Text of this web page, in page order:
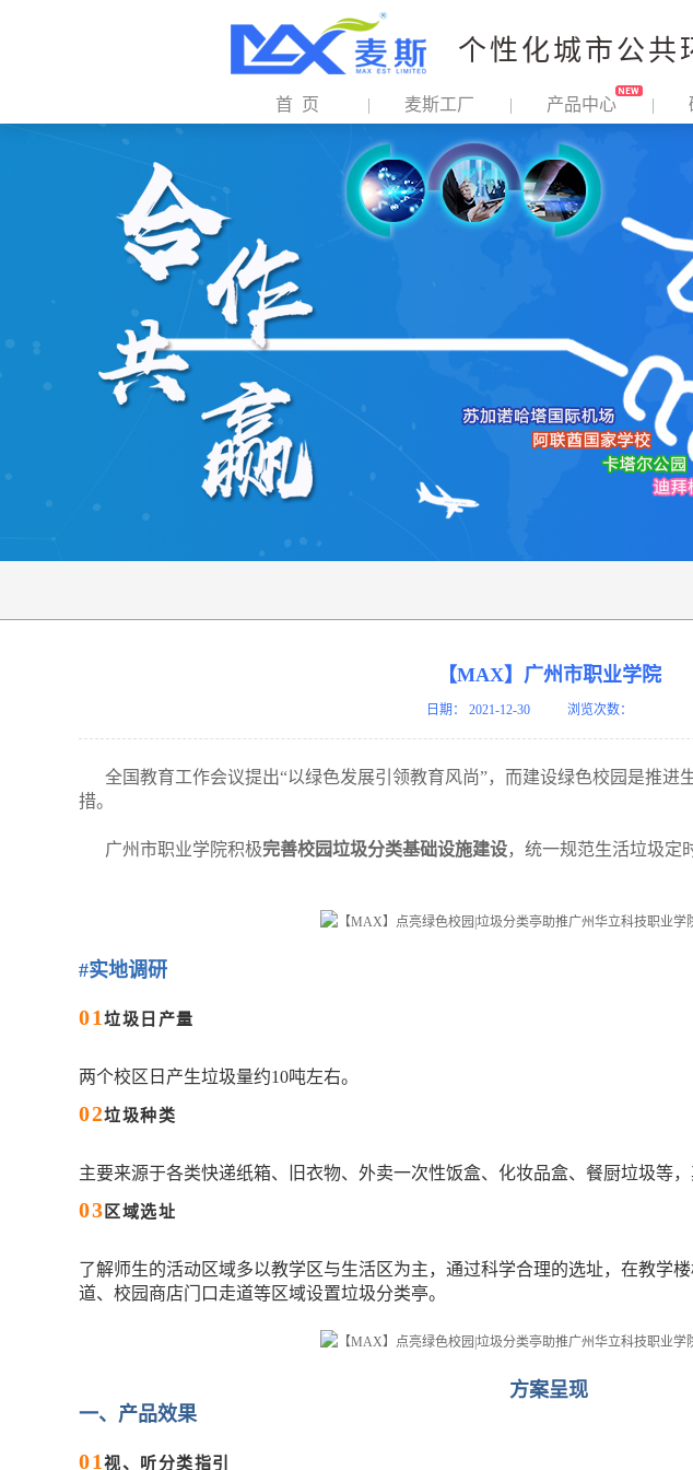
个性化城市公共
首 页 麦斯工厂 产品中心
【MAX】广州市职业学院
日期： 2021-12-30 浏览次数：
全国教育工作会议提出“以绿色发展引领教育风尚”，而建设绿色校园是推进
措。
广州市职业学院积极完善校园垃圾分类基础设施建设，统一规范生活垃圾定
#实地调研
01 垃圾日产量
两个校区日产生垃圾量约10吨左右。
02垃圾种类
主要来源于各类快递纸箱、旧衣物、外卖一次性饭盒、化妆品盒、餐厨垃圾等，
03 区域选址
了解师生的活动区域多以教学区与生活区为主，通过科学合理的选址，在教学
道、校园商店门口走道等区域设置垃圾分类亭。
方案呈现
一、产品效果
01 视、听分类指引